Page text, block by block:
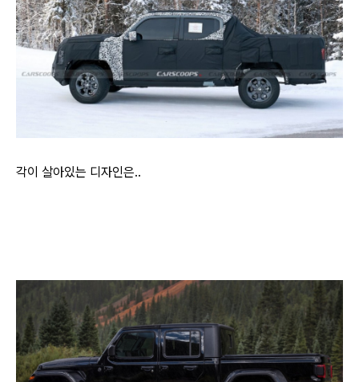
각이 살아있는 디자인은..